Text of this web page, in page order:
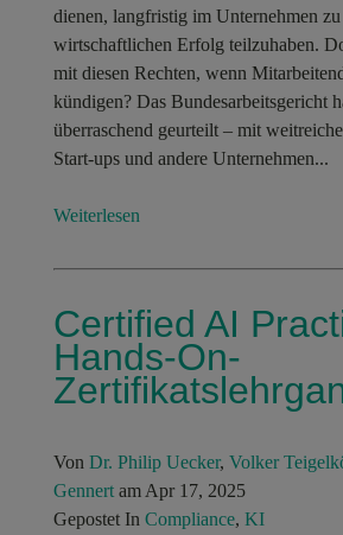
dienen, langfristig im Unternehmen
wirtschaftlichen Erfolg teilzuhaben.
mit diesen Rechten, wenn
kündigen? Das Bundesarbeitsgericht
überraschend geurteilt – mit
Start-ups und andere Unternehmen...
Weiterlesen
Certified AI
Hands-On-
Von Dr. Philip Uecker, Volker
Gennertam Apr 17, 2025
Gepostet In Compliance, KI